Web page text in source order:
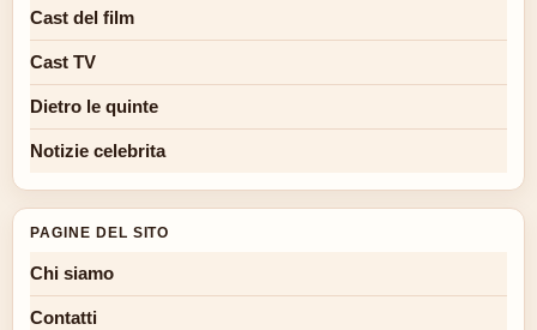
Cast del film
Cast TV
Dietro le quinte
Notizie celebrita
PAGINE DEL SITO
Chi siamo
Contatti